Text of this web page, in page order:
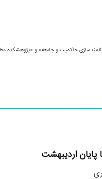
حاکمیت و جامعه» و «پژوهشکده
پایان اردیبهشت